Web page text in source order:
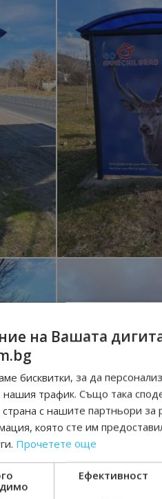
на Вашата
бисквитки, за да
нашия трафик. Също така
с нашите партньори
която сте им
Прочетете още
Ефективност